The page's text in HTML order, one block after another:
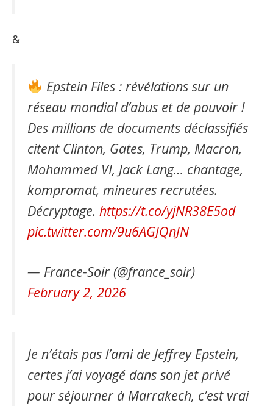
&
Epstein Files : révélations sur un
réseau mondial d’abus et de pouvoir !
Des millions de documents déclassifiés
citent Clinton, Gates, Trump, Macron,
Mohammed VI, Jack Lang… chantage,
kompromat, mineures recrutées.
Décryptage. https://t.co/yjNR38E5od
pic.twitter.com/9u6AGJQnJN
— France-Soir (@france_soir)
February 2, 2026
Je n’étais pas l’ami de Jeffrey Epstein,
certes j’ai voyagé dans son jet privé
pour séjourner à Marrakech, c’est vrai